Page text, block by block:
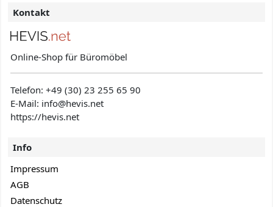
Kontakt
Online-Shop für Büromöbel
Telefon:+49 (30) 23 255 65 90
E-Mail: info@hevis.net
https://hevis.net
Info
Impressum
AGB
Datenschutz